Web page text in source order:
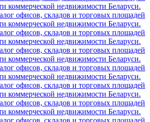
коммерческой недвижимости Беларуси.
офисов, складов и торговых площадей
коммерческой недвижимости Беларуси.
офисов, складов и торговых площадей
коммерческой недвижимости Беларуси.
офисов, складов и торговых площадей
коммерческой недвижимости Беларуси.
офисов, складов и торговых площадей
коммерческой недвижимости Беларуси.
офисов, складов и торговых площадей
коммерческой недвижимости Беларуси.
офисов, складов и торговых площадей
коммерческой недвижимости Беларуси.
офисов, складов и торговых площадей